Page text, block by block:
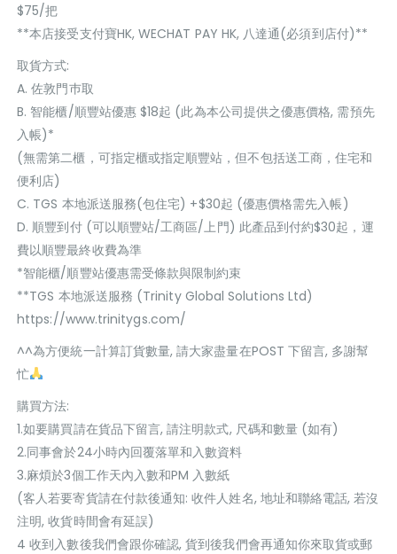
$75/把
**本店接受支付寶HK, WECHAT PAY HK, 八達通(必須到店付)**
取貨方式:
A. 佐敦門巿取
B. 智能櫃/順豐站優惠 $18起 (此為本公司提供之優惠價格, 需預先
入帳)*
(無需第二櫃，可指定櫃或指定順豐站，但不包括送工商，住宅和
便利店)
C. TGS 本地派送服務(包住宅) +$30起 (優惠價格需先入帳)
D. 順豐到付 (可以順豐站/工商區/上門) 此產品到付約$30起，運
費以順豐最終收費為準
*智能櫃/順豐站優惠需受條款與限制約束
**TGS 本地派送服務 (Trinity Global Solutions Ltd)
https://www.trinitygs.com/
^^為方便統一計算訂貨數量, 請大家盡量在POST 下留言, 多謝幫
忙
購買方法:
1.如要購買請在貨品下留言, 請注明款式, 尺碼和數量 (如有)
2.同事會於24小時內回覆落單和入數資料
3.麻煩於3個工作天內入數和PM 入數紙
(客人若要寄貨請在付款後通知: 收件人姓名, 地址和聯絡電話, 若沒
注明, 收貨時間會有延誤)
4 收到入數後我們會跟你確認, 貨到後我們會再通知你來取貨或郵